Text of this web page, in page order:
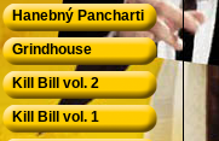
Hanebný Pancharti
Grindhouse
Kill Bill vol. 2
Kill Bill vol. 1